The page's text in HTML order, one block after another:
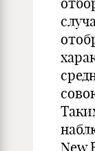
New